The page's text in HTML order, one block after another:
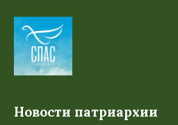
Новости патриархии